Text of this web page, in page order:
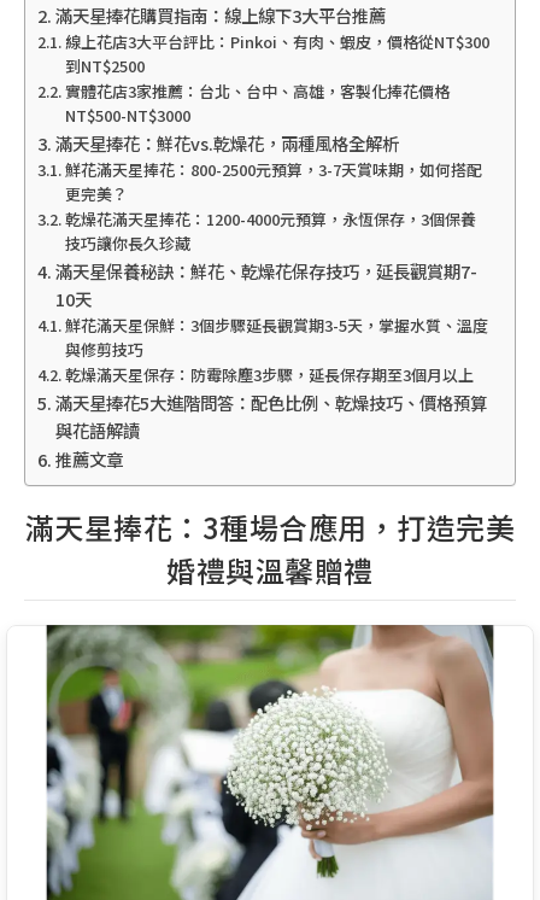
滿天星捧花購買指南：線上線下3大平台推薦
線上花店3大平台評比：Pinkoi、有肉、蝦皮，價格從NT$300
到NT$2500
實體花店3家推薦：台北、台中、高雄，客製化捧花價格
NT$500-NT$3000
滿天星捧花：鮮花vs.乾燥花，兩種風格全解析
鮮花滿天星捧花：800-2500元預算，3-7天賞味期，如何搭配
更完美？
乾燥花滿天星捧花：1200-4000元預算，永恆保存，3個保養
技巧讓你長久珍藏
滿天星保養秘訣：鮮花、乾燥花保存技巧，延長觀賞期7-
10天
鮮花滿天星保鮮：3個步驟延長觀賞期3-5天，掌握水質、溫度
與修剪技巧
乾燥滿天星保存：防霉除塵3步驟，延長保存期至3個月以上
滿天星捧花5大進階問答：配色比例、乾燥技巧、價格預算
與花語解讀
推薦文章
滿天星捧花：3種場合應用，打造完美
婚禮與溫馨贈禮